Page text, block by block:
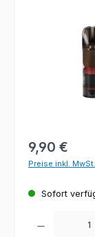
Regulärer Preis:
9,90 €
Preise inkl.
Sofort